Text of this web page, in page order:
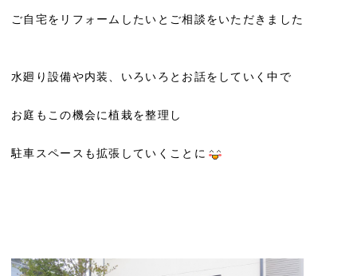
ご自宅をリフォームしたいとご相談をいただきました
水廻り設備や内装、いろいろとお話をしていく中で
お庭もこの機会に植栽を整理し
駐車スペースも拡張していくことに